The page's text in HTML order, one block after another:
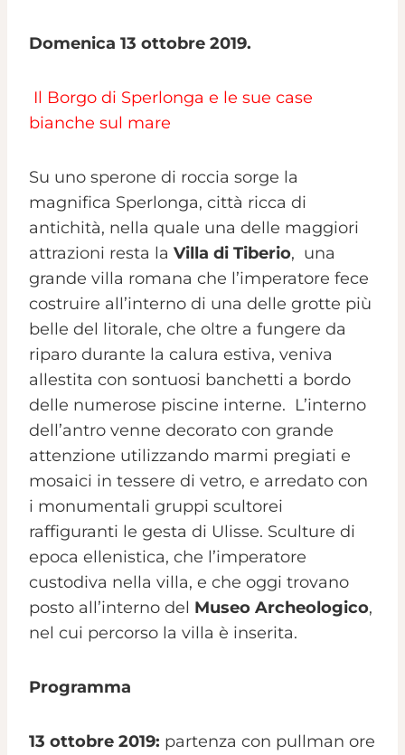
Domenica 13 ottobre 2019.
Il Borgo di Sperlonga e le sue case
bianche sul mare
Su uno sperone di roccia sorge la
magnifica Sperlonga, città ricca di
antichità, nella quale una delle maggiori
attrazioni resta la Villa di Tiberio, una
grande villa romana che l’imperatore fece
costruire all’interno di una delle grotte più
belle del litorale, che oltre a fungere da
riparo durante la calura estiva, veniva
allestita con sontuosi banchetti a bordo
delle numerose piscine interne. L’interno
dell’antro venne decorato con grande
attenzione utilizzando marmi pregiati e
mosaici in tessere di vetro, e arredato con
i monumentali gruppi scultorei
raffiguranti le gesta di Ulisse. Sculture di
epoca ellenistica, che l’imperatore
custodiva nella villa, e che oggi trovano
posto all’interno del Museo Archeologico,
nel cui percorso la villa è inserita.
Programma
13 ottobre 2019: partenza con pullman ore